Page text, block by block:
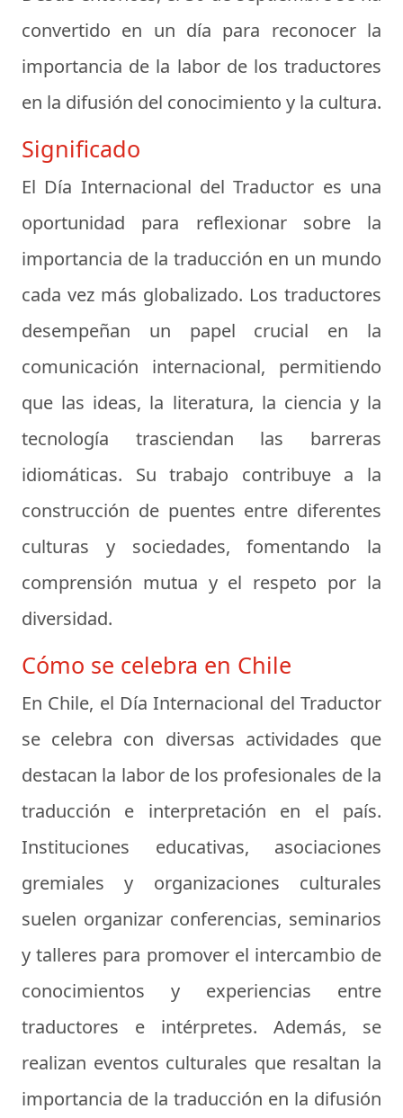
convertido en un día para reconocer la
importancia de la labor de los traductores
en la difusión del conocimiento y la cultura.
Significado
El Día Internacional del Traductor es una
oportunidad para reflexionar sobre la
importancia de la traducción en un mundo
cada vez más globalizado. Los traductores
desempeñan un papel crucial en la
comunicación internacional, permitiendo
que las ideas, la literatura, la ciencia y la
tecnología trasciendan las barreras
idiomáticas. Su trabajo contribuye a la
construcción de puentes entre diferentes
culturas y sociedades, fomentando la
comprensión mutua y el respeto por la
diversidad.
Cómo se celebra en Chile
En Chile, el Día Internacional del Traductor
se celebra con diversas actividades que
destacan la labor de los profesionales de la
traducción e interpretación en el país.
Instituciones educativas, asociaciones
gremiales y organizaciones culturales
suelen organizar conferencias, seminarios
y talleres para promover el intercambio de
conocimientos y experiencias entre
traductores e intérpretes. Además, se
realizan eventos culturales que resaltan la
importancia de la traducción en la difusión